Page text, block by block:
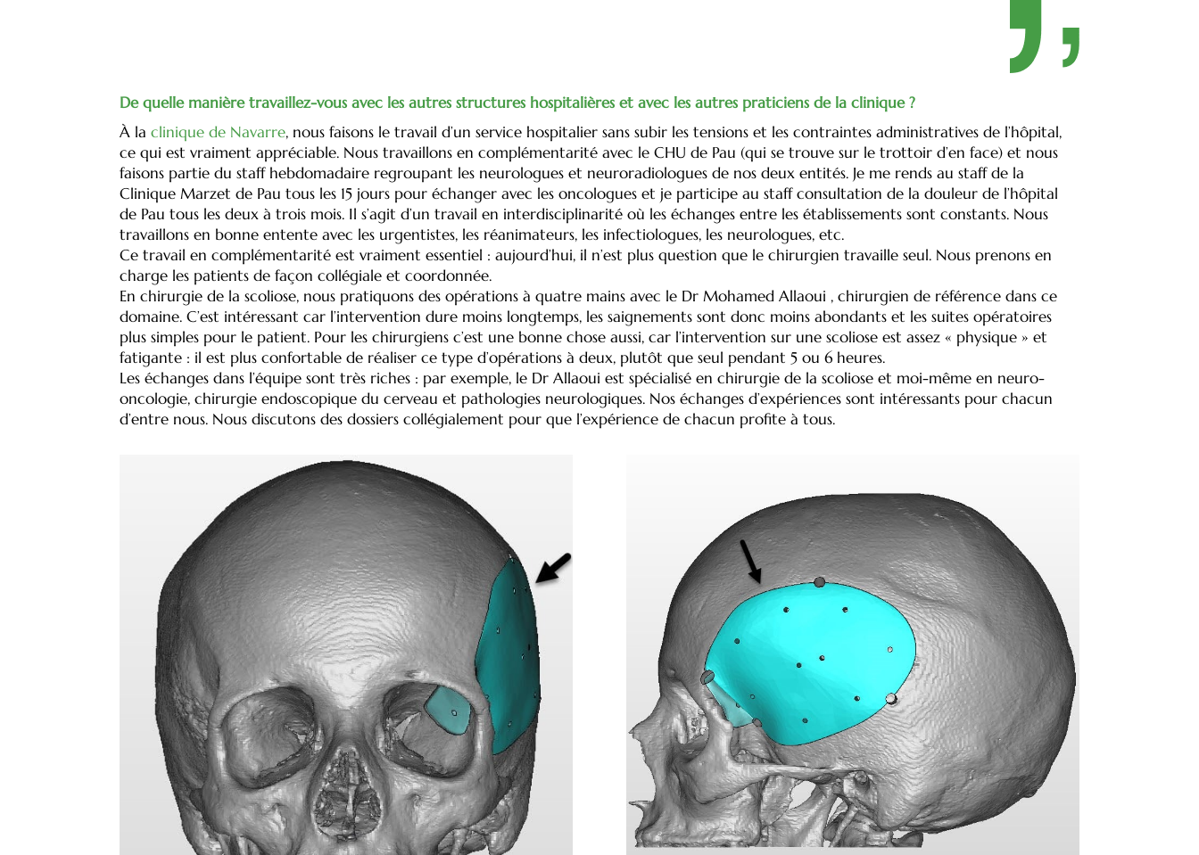
De quelle manière travaillez-vous avec les autres structures hospitalières et avec les autres praticiens de la clinique ?
À laclinique de Navarre, nous faisons le travail d’un service hospitalier sans subir les tensions et les contraintes administratives de l’hôpital,
ce qui est vraiment appréciable. Nous travaillons en complémentarité avec le CHU de Pau (qui se trouve sur le trottoir d’en face) et nous
faisons partie du staff hebdomadaire regroupant les neurologues et neuroradiologues de nos deux entités. Je me rends au staff de la
Clinique Marzet de Pau tous les 15 jours pour échanger avec les oncologues et je participe au staff consultation de la douleur de l’hôpital
de Pau tous les deux à trois mois. Il s’agit d’un travail en interdisciplinarité où les échanges entre les établissements sont constants. Nous
travaillons en bonne entente avec les urgentistes, les réanimateurs, les infectiologues, les neurologues, etc.
Ce travail en complémentarité est vraiment essentiel : aujourd’hui, il n’est plus question que le chirurgien travaille seul. Nous prenons en
charge les patients de façon collégiale et coordonnée.
En chirurgie de la scoliose, nous pratiquons des opérations à quatre mains avec le Dr Mohamed Allaoui , chirurgien de référence dans ce
domaine. C’est intéressant car l’intervention dure moins longtemps, les saignements sont donc moins abondants et les suites opératoires
plus simples pour le patient. Pour les chirurgiens c’est une bonne chose aussi, car l’intervention sur une scoliose est assez « physique » et
fatigante : il est plus confortable de réaliser ce type d’opérations à deux, plutôt que seul pendant 5 ou 6 heures.
Les échanges dans l’équipe sont très riches : par exemple, le Dr Allaoui est spécialisé en chirurgie de la scoliose et moi-même en neuro-
oncologie, chirurgie endoscopique du cerveau et pathologies neurologiques. Nos échanges d’expériences sont intéressants pour chacun
d’entre nous. Nous discutons des dossiers collégialement pour que l’expérience de chacun profite à tous.